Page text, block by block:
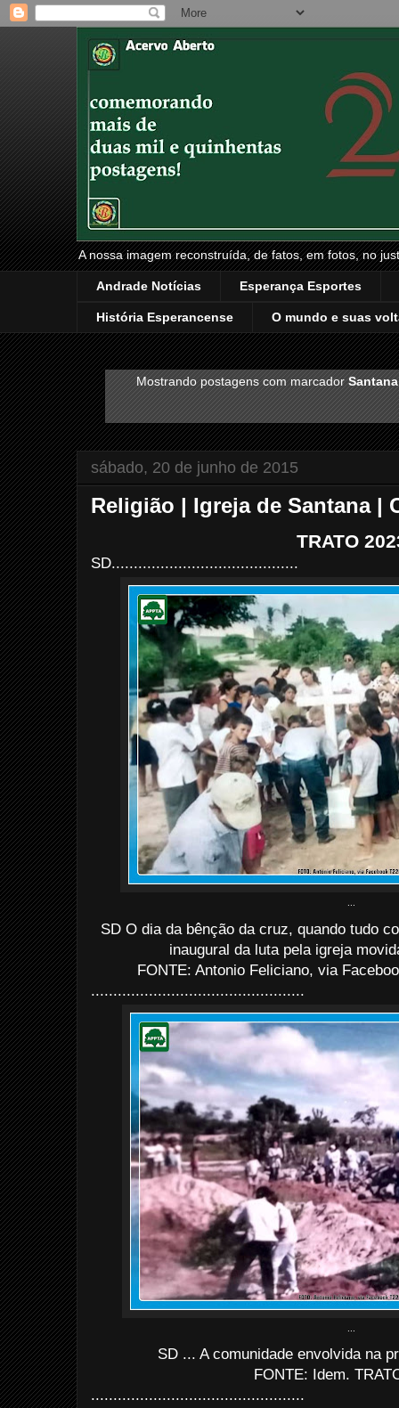
A nossa imagem reconstruída, de fatos, em fotos, no
Andrade Notícias Esperança Esportes
História Esperancense O mundo e suas
Mostrando postagens com marcadorSantana
sábado, 20 de junho de 2015
Religião | Igreja de Santana |
TRATO
SD..........................................
SD O dia da bênção da cruz, quando tudo
inaugural da luta pela igreja
FONTE: Antonio Feliciano, via
................................................
SD ... A comunidade envolvida na
FONTE: Idem.
................................................